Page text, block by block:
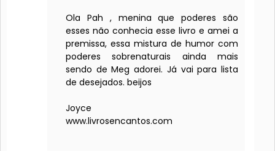
Ola Pah , menina que poderes são
esses não conhecia esse livro e amei a
premissa, essa mistura de humor com
poderes sobrenaturais ainda mais
sendo de Meg adorei. Já vai para lista
de desejados. beijos
Joyce
www.livrosencantos.com